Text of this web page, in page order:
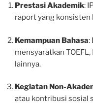
Prestasi Akademik:
raport yang konsisten
Kemampuan Bahasa:
mensyaratkan
lainnya.
Kegiatan Non-
atau kontribusi sosial